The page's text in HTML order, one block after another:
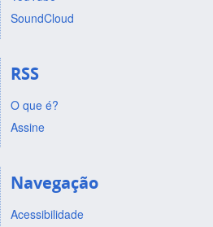
SoundCloud
RSS
O que é?
Assine
Navegação
Acessibilidade